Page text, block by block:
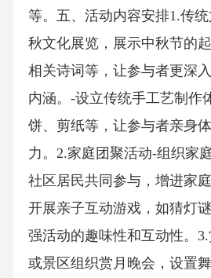
等。五、活动内容安排1.传
秋文化展览，展示中秋节的
相关诗词等，让参与者更深
内涵。-设立传统手工艺制作
饼、剪纸等，让参与者亲身
力。2.家庭团聚活动-组织家
社区居民共同参与，增进家
开展亲子互动游戏，如猜灯
强活动的趣味性和互动性。
或景区组织赏月晚会，设置